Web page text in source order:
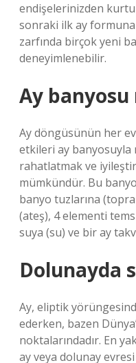
endişelerinizden
sonraki ilk ay
zarfında birçok yeni
deneyimlenebilir.
Ay banyosu
Ay döngüsünün her
etkileri ay
rahatlatmak ve
mümkündür. Bu
banyo tuzlarına
(ateş), 4 elementi temsil
suya (su) ve bir ay
Dolunayda
Ay, eliptik
ederken, bazen
noktalarındadır. En
ay veya dolunay